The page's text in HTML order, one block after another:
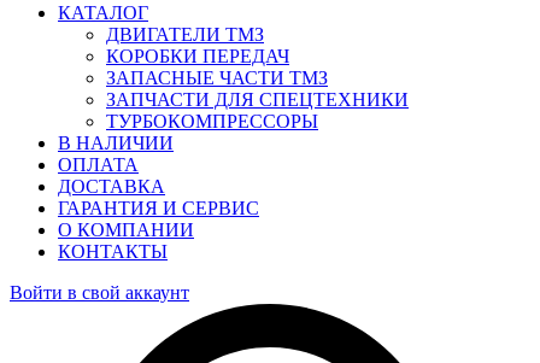
КАТАЛОГ
ДВИГАТЕЛИ ТМЗ
КОРОБКИ ПЕРЕДАЧ
ЗАПАСНЫЕ ЧАСТИ ТМЗ
ЗАПЧАСТИ ДЛЯ СПЕЦТЕХНИКИ
ТУРБОКОМПРЕССОРЫ
В НАЛИЧИИ
ОПЛАТА
ДОСТАВКА
ГАРАНТИЯ И СЕРВИС
О КОМПАНИИ
КОНТАКТЫ
Войти в свой аккаунт